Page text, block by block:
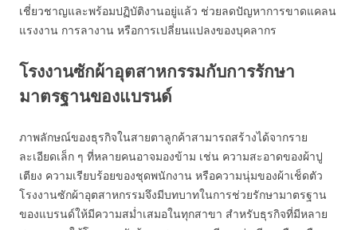
เชี่ยวชาญและพร้อมปฏิบัติงานอยู่แล้ว ช่วยลดปัญหาการขาดแคลน
แรงงาน การลางาน หรือการเปลี่ยนแปลงของบุคลากร
โรงงานซักผ้าอุตสาหกรรมกับการรักษา
มาตรฐานของแบรนด์
ภาพลักษณ์ของธุรกิจในสายตาลูกค้าสามารถสร้างได้จากราย
ละเอียดเล็ก ๆ ที่หลายคนอาจมองข้าม เช่น ความสะอาดของผ้าปู
เตียง ความเรียบร้อยของชุดพนักงาน หรือความนุ่มของผ้าเช็ดตัว
โรงงานซักผ้าอุตสาหกรรมจึงมีบทบาทในการช่วยรักษามาตรฐาน
ของแบรนด์ให้มีความสม่ำเสมอในทุกสาขา สำหรับธุรกิจที่มีหลาย